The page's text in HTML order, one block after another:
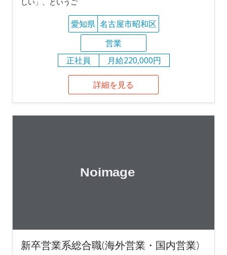
愛知県 名古屋市昭和区
営業
正社員
月給220,000円
詳細を見る
新卒営業系総合職(海外営業・国内営業)